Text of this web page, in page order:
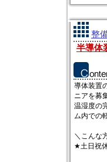
整
半導体
導体装置
ニアを募
温湿度の
ム内での
＼こんな
★土日祝